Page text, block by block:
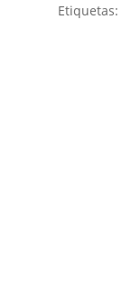
Etiquetas: